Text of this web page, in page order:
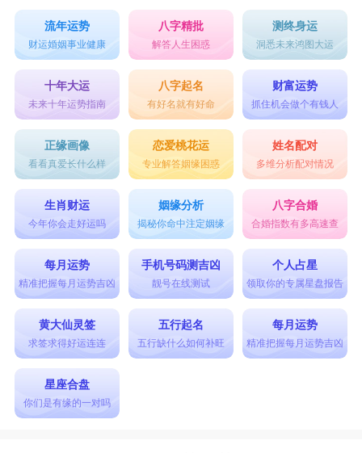
流年运势
财运婚姻事业健康
八字精批
解答人生困惑
测终身运
洞悉未来鸿图大运
十年大运
未来十年运势指南
八字起名
有好名就有好命
财富运势
抓住机会做个有钱人
正缘画像
看看真爱长什么样
恋爱桃花运
专业解答姻缘困惑
姓名配对
多维分析配对情况
生肖财运
今年你会走好运吗
姻缘分析
揭秘你命中注定姻缘
八字合婚
合婚指数有多高速查
每月运势
精准把握每月运势吉凶
手机号码测吉凶
靓号在线测试
个人占星
领取你的专属星盘报告
黄大仙灵签
求签求得好运连连
五行起名
五行缺什么如何补旺
每月运势
精准把握每月运势吉凶
星座合盘
你们是有缘的一对吗